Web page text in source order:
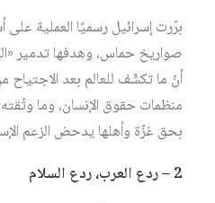
برّرت إسرائيل رسميًا العملية
صواريخ حماس، وهدفها تدمير
أنّ ما تكشّف للعالم بعد
منظمات حقوق الإنسان، وما
بحق غزّة وأهلها يدحض الزعم
2 – ردع العرب، ردع السلام